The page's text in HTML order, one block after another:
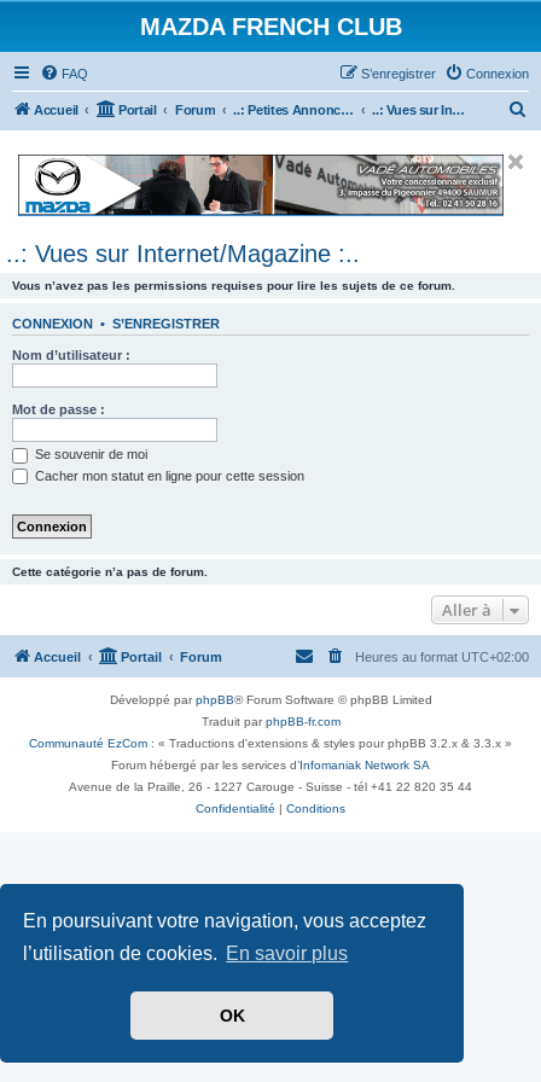
En poursuivant votre navigation, vous acceptez
l’utilisation de cookies. En savoir plus
OK
MAZDA FRENCH CLUB
FAQ Connexion
S’enregistrer
Accueil Portail Forum ..: Petites Annonces :.. (achats / ventes) ..: Vues sur Internet/Magazine :..
e
..: Vues sur Internet/Magazine :..
Vous n’avez pas les permissions requises pour lire les sujets de ce forum.
CONNEXION • S’ENREGISTRER
Nom d’utilisateur :
Mot de passe :
Se souvenir de moi
Cacher mon statut en ligne pour cette session
Cette catégorie n’a pas de forum.
Aller à
Accueil Portail Forum Heures au format UTC+02:00
Développé parphpBB® Forum Software © phpBB Limited
Traduit parphpBB-fr.com
Communauté EzCom : « Traductions d'extensions & styles pour phpBB 3.2.x & 3.3.x »
Forum hébergé par les services d’ Infomaniak Network SA
Avenue de la Praille, 26 - 1227 Carouge - Suisse - tél +41 22 820 35 44
Confidentialité
Conditions